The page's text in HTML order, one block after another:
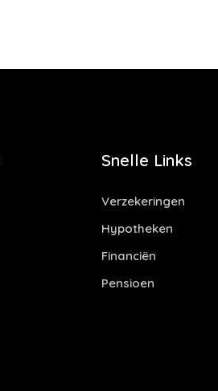
Snelle Links
Verzekeringen
Hypotheken
Financiën
Pensioen